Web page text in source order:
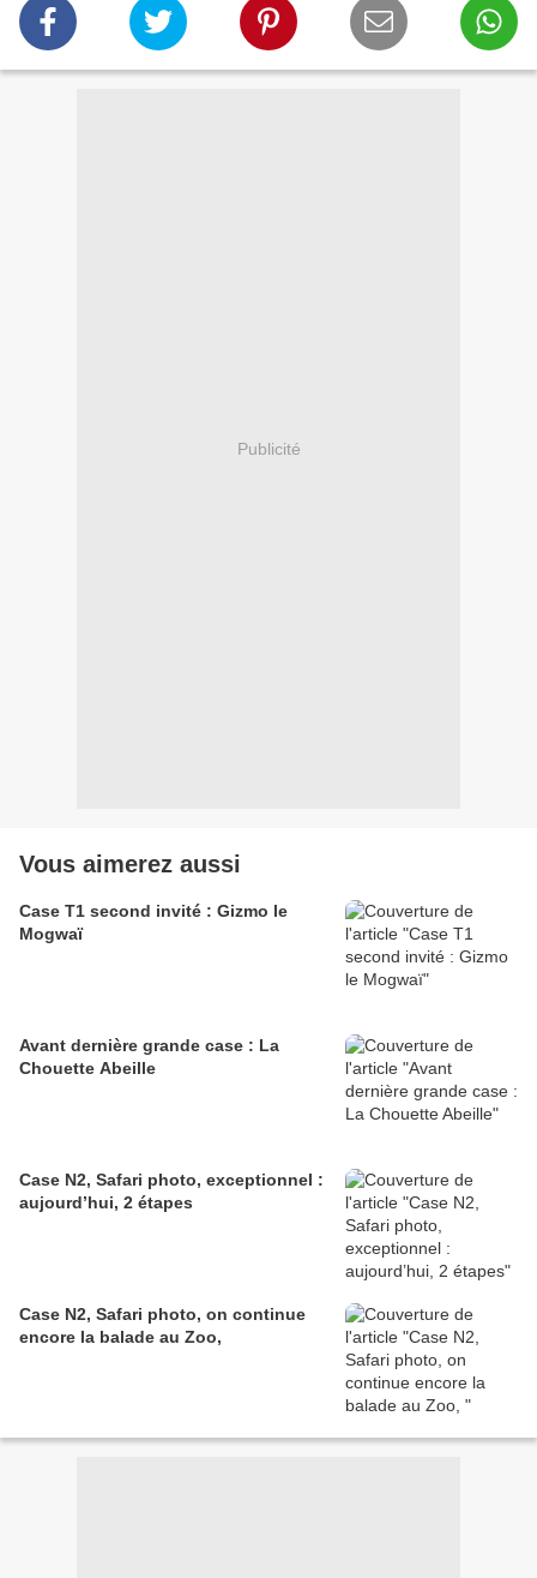
Publicité
Vous aimerez aussi
Case T1 second invité : Gizmo le
Mogwaï
Avant dernière grande case : La
Chouette Abeille
Case N2, Safari photo, exceptionnel :
aujourd’hui, 2 étapes
Case N2, Safari photo, on continue
encore la balade au Zoo,